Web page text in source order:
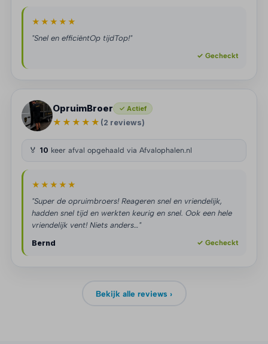
★★★★★
"Snel en efficiëntOp tijdTop!"
✓ Gecheckt
OpruimBroer ✓ Actief
★★★★★ (2 reviews)
🏅 10 keer afval opgehaald via Afvalophalen.nl
★★★★★
"Super de opruimbroers! Reageren snel en vriendelijk,
hadden snel tijd en werkten keurig en snel. Ook een hele
vriendelijk vent! Niets anders…"
Bernd
✓ Gecheckt
Bekijk alle reviews ›